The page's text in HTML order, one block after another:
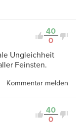
40
0
Ungleichheit
Feinsten.
Kommentar melden
40
0